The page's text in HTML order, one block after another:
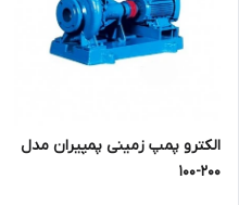
الکترو پمپ زمینی پمپیران مدل
200-100